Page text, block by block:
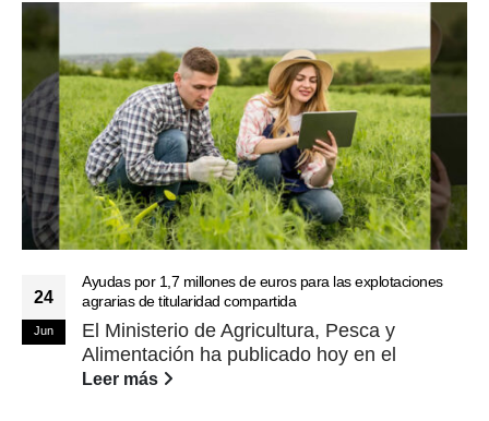
24
Jun
Ayudas por 1,7 millones de euros para las explotaciones
agrarias de titularidad compartida
El Ministerio de Agricultura, Pesca y
Alimentación ha publicado hoy en el
Leer más